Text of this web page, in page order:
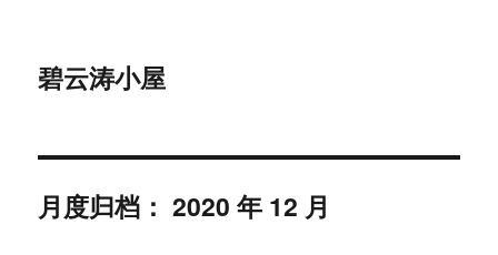
碧云涛小屋
月度归档：2020 年 12 月